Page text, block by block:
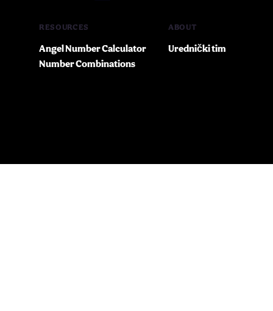
RESOURCES
Angel Number Calculator
Number Combinations
ABOUT
Urednički tim